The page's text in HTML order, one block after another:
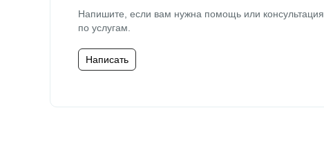
Напишите, если вам нужна помощь или консультация
по услугам.
Написать